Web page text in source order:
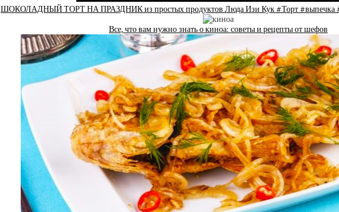
ШОКОЛАДНЫЙ ТОРТ НА ПРАЗДНИК из простых продуктов Люда Изи Кук #Торт #выпечка
Все, что вам нужно знать о киноа: советы и рецепты от шефов